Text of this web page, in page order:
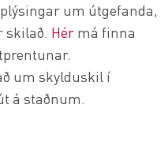
um útgefanda,
skilað. Hér má finna
um skylduskil í
á staðnum.